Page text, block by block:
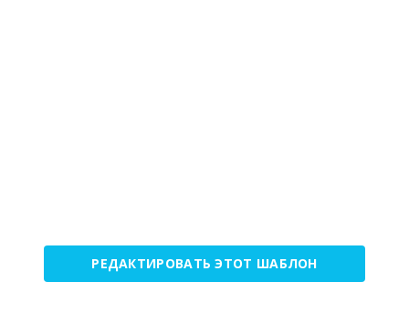
РЕДАКТИРОВАТЬ ЭТОТ ШАБЛОН